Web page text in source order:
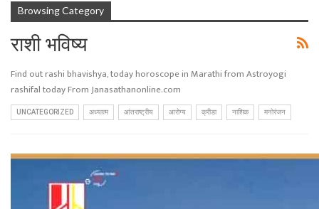
Browsing Category
राशी भविष्य
Find out rashi bhavishya, today horoscope in Marathi from Astroyogi
rashifal today From Janasathanonline.com
UNCATEGORIZED अध्यात्म आंतराष्ट्रीय आरोग्य क्रीडा नाशिक मनोरंजन